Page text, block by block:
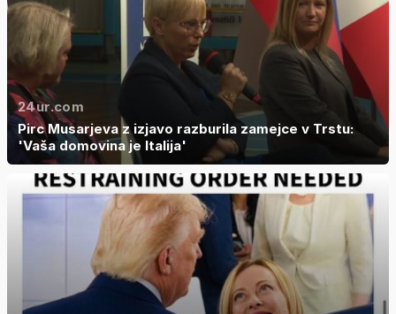
24ur.com
Pirc Musarjeva z izjavo razburila zamejce v Trstu:
'Vaša domovina je Italija'